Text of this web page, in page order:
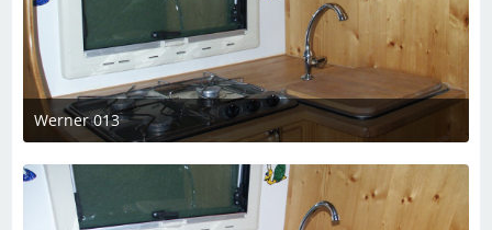
Werner 013
7. März 2023 um 19:08